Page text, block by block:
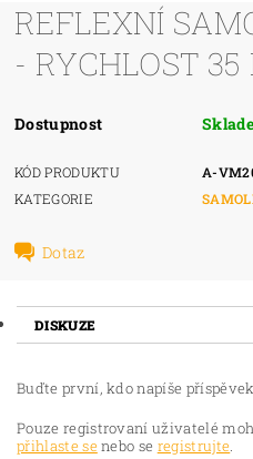
REFLEXNÍ
- RYCHLOST
Dostupnost
KÓD PRODUKTU
A-
KATEGORIE
Dotaz
DISKUZE
Buďte první, kdo napíše
Pouze registrovaní uživatelé
přihlaste senebo se registrujte.